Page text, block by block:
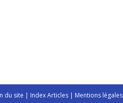
du site | Index Articles | Mentions légales